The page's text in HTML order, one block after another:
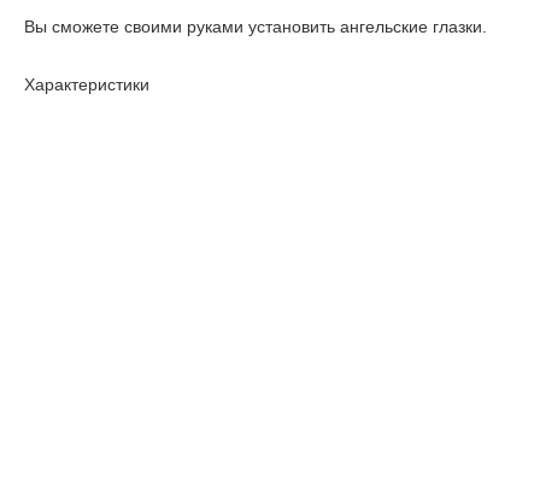
Вы сможете своими руками установить ангельские глазки.
Характеристики